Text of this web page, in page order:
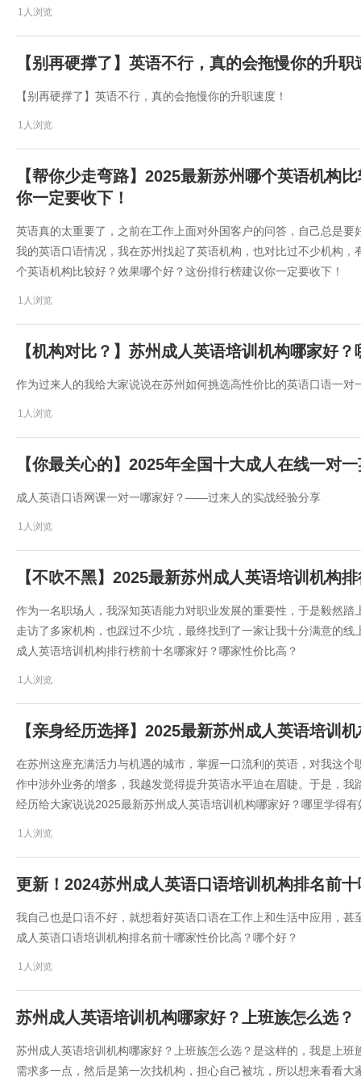
1人浏览
【别再硬撑了】英语不行，真的会拖慢你的升职
【别再硬撑了】英语不行，真的会拖慢你的升职速度！
1人浏览
【帮你少走弯路】2025最新苏州哪个英语机构
你一定要收下！
英语真的太重要了，之前在工作上面对外国客户的问答，自己总是
我的英语口语情况，我在苏州找起了英语机构，也对比过不少机构
个英语机构比较好？效果哪个好？这份排行榜建议你一定要收下！
1人浏览
【机构对比？】苏州成人英语培训机构哪家好
作为过来人的我给大家说说在苏州如何挑选高性价比的英语口语一
1人浏览
【你最关心的】2025年全国十大成人在线一对
成人英语口语网课一对一哪家好？——过来人的实战经验分享
1人浏览
【不吹不黑】2025最新苏州成人英语培训机构
作为一名职场人，我深知英语能力对职业发展的重要性，于是毅然
走访了多家机构，也踩过不少坑，最终找到了一家让我十分满意的
成人英语培训机构排行榜前十名哪家好？哪家性价比高？
1人浏览
【亲身经历选择】2025最新苏州成人英语培训
在苏州这座充满活力与机遇的城市，掌握一口流利的英语，对我这
作中涉外业务的增多，我越发觉得提升英语水平迫在眉睫。于是，
经历给大家说说2025最新苏州成人英语培训机构哪家好？哪里学得有
1人浏览
更新！2024苏州成人英语口语培训机构排名前
我自己也是口语不好，就想着好英语口语在工作上和生活中应用，
成人英语口语培训机构排名前十哪家性价比高？哪个好？
1人浏览
​苏州成人英语培训机构哪家好？上班族怎么选？
苏州成人英语培训机构哪家好？上班族怎么选？是这样的，我是上
需求多一点，然后是第一次找机构，担心自己被坑，所以想来看看大